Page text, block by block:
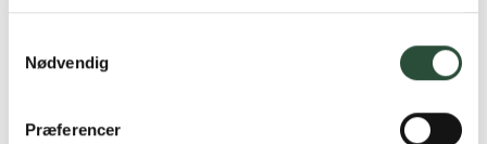
Nødvendig
Præferencer